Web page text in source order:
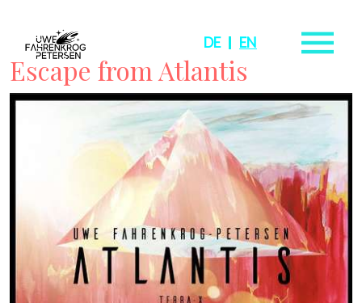
DE EN
Escape from Atlantis